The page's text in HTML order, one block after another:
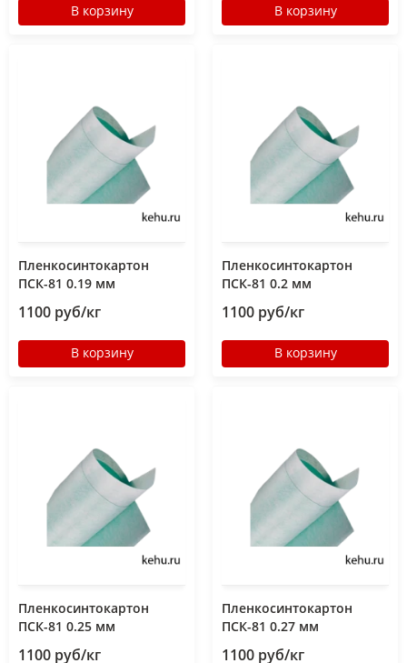
В корзину В корзину
Пленкосинтокартон
ПСК-81 0.19 мм
1100 руб/кг
В корзину
Пленкосинтокартон
ПСК-81 0.2 мм
1100 руб/кг
В корзину
Пленкосинтокартон
ПСК-81 0.25 мм
1100 руб/кг
Пленкосинтокартон
ПСК-81 0.27 мм
1100 руб/кг